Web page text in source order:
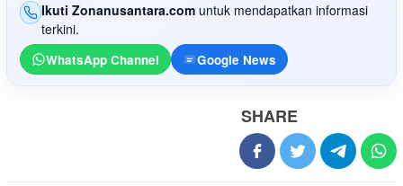
Ikuti Zonanusantara.com untuk mendapatkan informasi
terkini.
WhatsApp Channel Google News
SHARE